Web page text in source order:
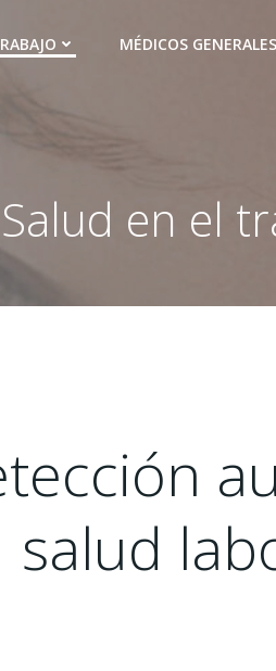
MÉDICOS GENERALES
Salud en el
salud